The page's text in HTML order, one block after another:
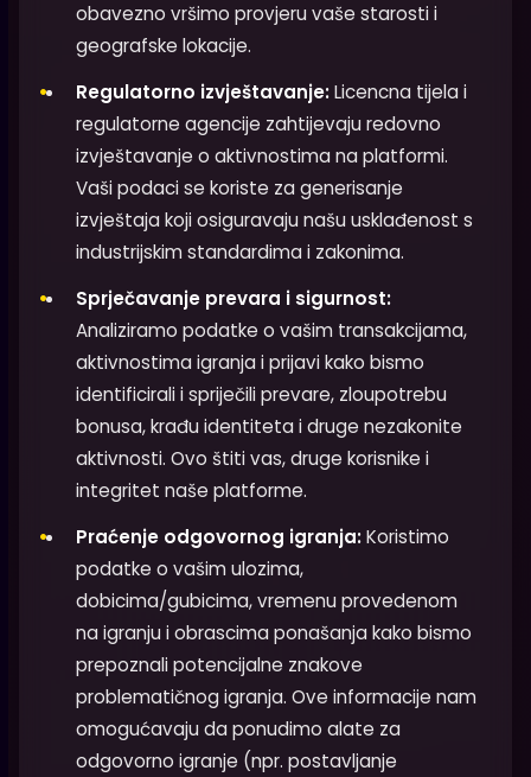
obavezno vršimo provjeru vaše starosti i
geografske lokacije.
Regulatorno izvještavanje:Licencna tijela i
regulatorne agencije zahtijevaju redovno
izvještavanje o aktivnostima na platformi.
Vaši podaci se koriste za generisanje
izvještaja koji osiguravaju našu usklađenost s
industrijskim standardima i zakonima.
Sprječavanje prevara i sigurnost:
Analiziramo podatke o vašim transakcijama,
aktivnostima igranja i prijavi kako bismo
identificirali i spriječili prevare, zloupotrebu
bonusa, krađu identiteta i druge nezakonite
aktivnosti. Ovo štiti vas, druge korisnike i
integritet naše platforme.
Praćenje odgovornog igranja:Koristimo
podatke o vašim ulozima,
dobicima/gubicima, vremenu provedenom
na igranju i obrascima ponašanja kako bismo
prepoznali potencijalne znakove
problematičnog igranja. Ove informacije nam
omogućavaju da ponudimo alate za
odgovorno igranje (npr. postavljanje